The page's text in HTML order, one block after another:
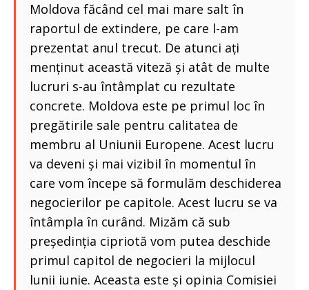
Moldova făcând cel mai mare salt în
raportul de extindere, pe care l-am
prezentat anul trecut. De atunci ați
menținut această viteză și atât de multe
lucruri s-au întâmplat cu rezultate
concrete. Moldova este pe primul loc în
pregătirile sale pentru calitatea de
membru al Uniunii Europene. Acest lucru
va deveni și mai vizibil în momentul în
care vom începe să formulăm deschiderea
negocierilor pe capitole. Acest lucru se va
întâmpla în curând. Mizăm că sub
președinția cipriotă vom putea deschide
primul capitol de negocieri la mijlocul
lunii iunie. Aceasta este și opinia Comisiei